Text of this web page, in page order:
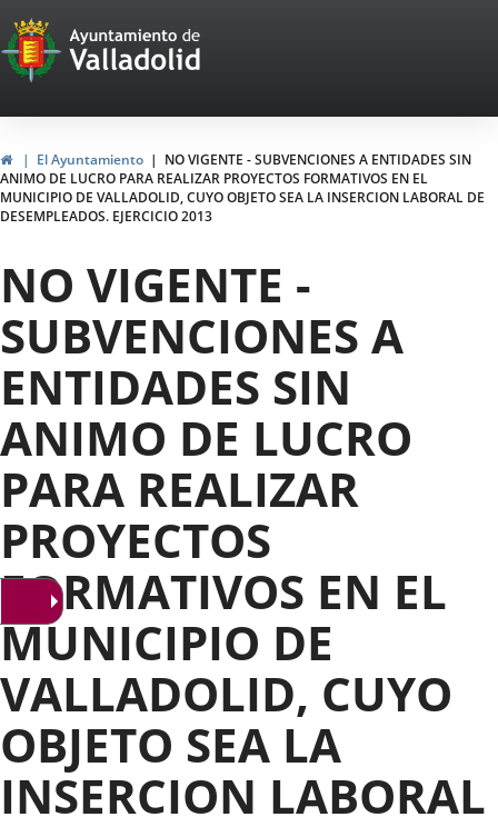
Portal
Web
del
Ayuntamiento
de
HomeEl Ayuntamiento
NO VIGENTE - SUBVENCIONES A ENTIDADES SIN
ANIMO DE LUCRO PARA REALIZAR PROYECTOS FORMATIVOS EN EL
MUNICIPIO DE VALLADOLID, CUYO OBJETO SEA LA INSERCION LABORAL DE
DESEMPLEADOS. EJERCICIO 2013
NO VIGENTE -
SUBVENCIONES A
ENTIDADES SIN
ANIMO DE LUCRO
PARA REALIZAR
PROYECTOS
FORMATIVOS EN EL
MUNICIPIO DE
VALLADOLID, CUYO
OBJETO SEA LA
INSERCION LABORAL